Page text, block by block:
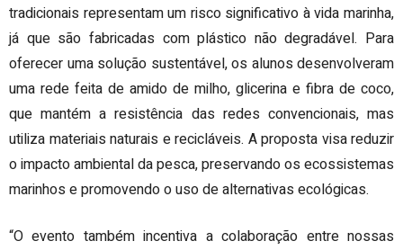
tradicionais representam um risco significativo à vida marinha,
já que são fabricadas com plástico não degradável. Para
oferecer uma solução sustentável, os alunos desenvolveram
uma rede feita de amido de milho, glicerina e fibra de coco,
que mantém a resistência das redes convencionais, mas
utiliza materiais naturais e recicláveis. A proposta visa reduzir
o impacto ambiental da pesca, preservando os ecossistemas
marinhos e promovendo o uso de alternativas ecológicas.
“O evento também incentiva a colaboração entre nossas